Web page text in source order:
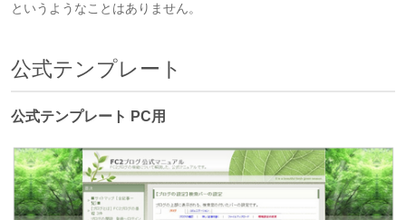
というようなことはありません。
公式テンプレート
公式テンプレート PC用